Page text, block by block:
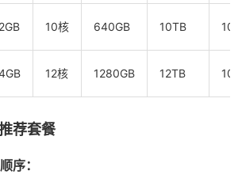
10核 640GB 10TB
12核 1280GB 12TB
荐套餐
序：